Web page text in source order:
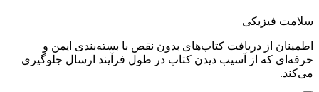
سلامت فیزیکی
اطمینان از دریافت کتاب‌های بدون نقص با بسته‌بندی ایمن و
حرفه‌ای که از آسیب دیدن کتاب در طول فرآیند ارسال جلوگیری
می‌کند.